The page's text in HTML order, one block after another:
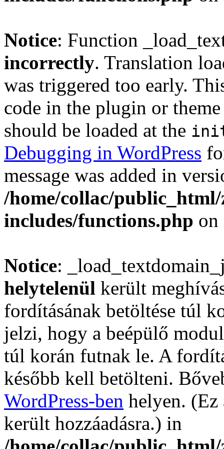
Notice: Function
incorrectly. Translation
was triggered too early.
code in the plugin or
should be loaded at the
Debugging in WordPress
message was added in
/home/collac/
includes/functions.php
Notice:
helytelenül került
fordításának betöltése túl
jelzi, hogy a beépülő
túl korán futnak le. A
később kell betölteni.
WordPress-ben helyen. (Ez
került hozzáadásra.) in